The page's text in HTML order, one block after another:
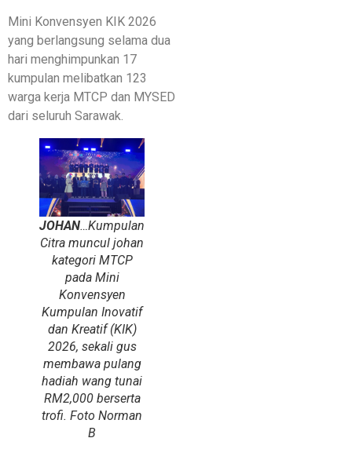
Mini Konvensyen KIK 2026
yang berlangsung selama dua
hari menghimpunkan 17
kumpulan melibatkan 123
warga kerja MTCP dan MYSED
dari seluruh Sarawak.
JOHAN…Kumpulan
Citra muncul johan
kategori MTCP
pada Mini
Konvensyen
Kumpulan Inovatif
dan Kreatif (KIK)
2026, sekali gus
membawa pulang
hadiah wang tunai
RM2,000 berserta
trofi. Foto Norman
B